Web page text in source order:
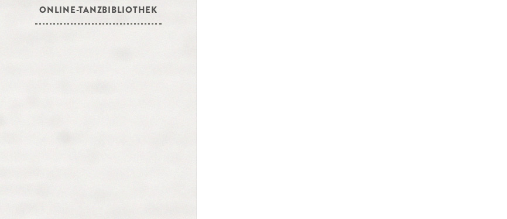
ONLINE-TANZBIBLIOTHEK